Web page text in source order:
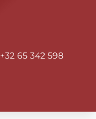
+32 65 342 598